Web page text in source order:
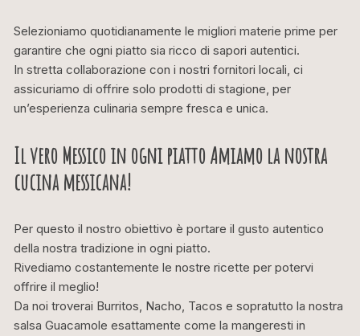
Selezioniamo quotidianamente le migliori materie prime per
garantire che ogni piatto sia ricco di sapori autentici.
In stretta collaborazione con i nostri fornitori locali, ci
assicuriamo di offrire solo prodotti di stagione, per
un’esperienza culinaria sempre fresca e unica.
Il vero Messico in ogni piatto Amiamo la nostra
cucina messicana!
Per questo il nostro obiettivo è portare il gusto autentico
della nostra tradizione in ogni piatto.
Rivediamo costantemente le nostre ricette per potervi
offrire il meglio!
Da noi troverai Burritos, Nacho, Tacos e sopratutto la nostra
salsa Guacamole esattamente come la mangeresti in